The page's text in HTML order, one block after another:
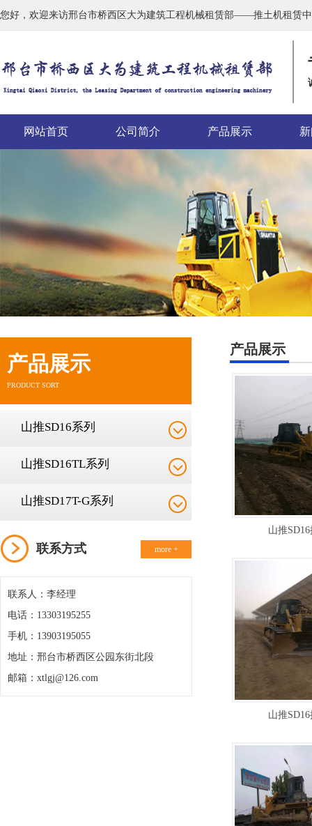
您好，欢迎来访邢台市桥西区大为建筑工程机械租赁部——推土机租赁
网站首页 公司简介 产品展示
产品展示
PRODUCT SORT
山推SD16系列
山推SD16TL系列
山推SD17T-G系列
联系方式 more +
联系人：李经理
电话：13303195255
手机：13903195055
地址：邢台市桥西区公园东街北段
邮箱：xtlgj@126.com
产品展示
山推
山推